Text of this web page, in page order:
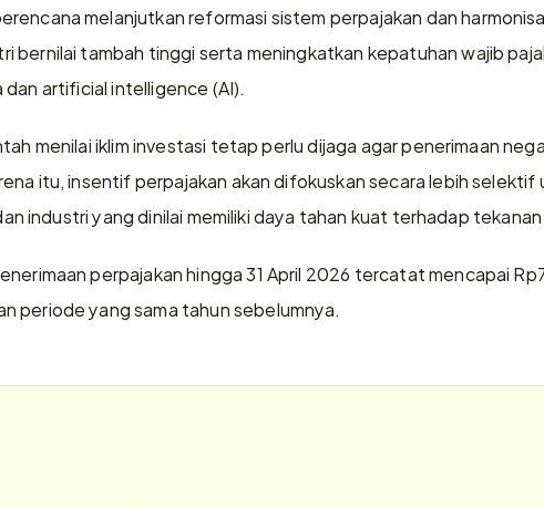
melanjutkan reformasi sistem perpajakan dan
bernilai tambah tinggi serta meningkatkan kepatuhan wajib
artificial intelligence (AI).
menilai iklim investasi tetap perlu dijaga agar penerimaan
itu, insentif perpajakan akan difokuskan secara lebih selektif
industri yang dinilai memiliki daya tahan kuat terhadap
perpajakan hingga 31 April 2026 tercatat mencapai
periode yang sama tahun sebelumnya.